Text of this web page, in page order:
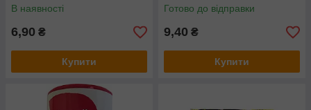
В наявності
6,90 ₴
Купити
Готово до відправки
9,40 ₴
Купити